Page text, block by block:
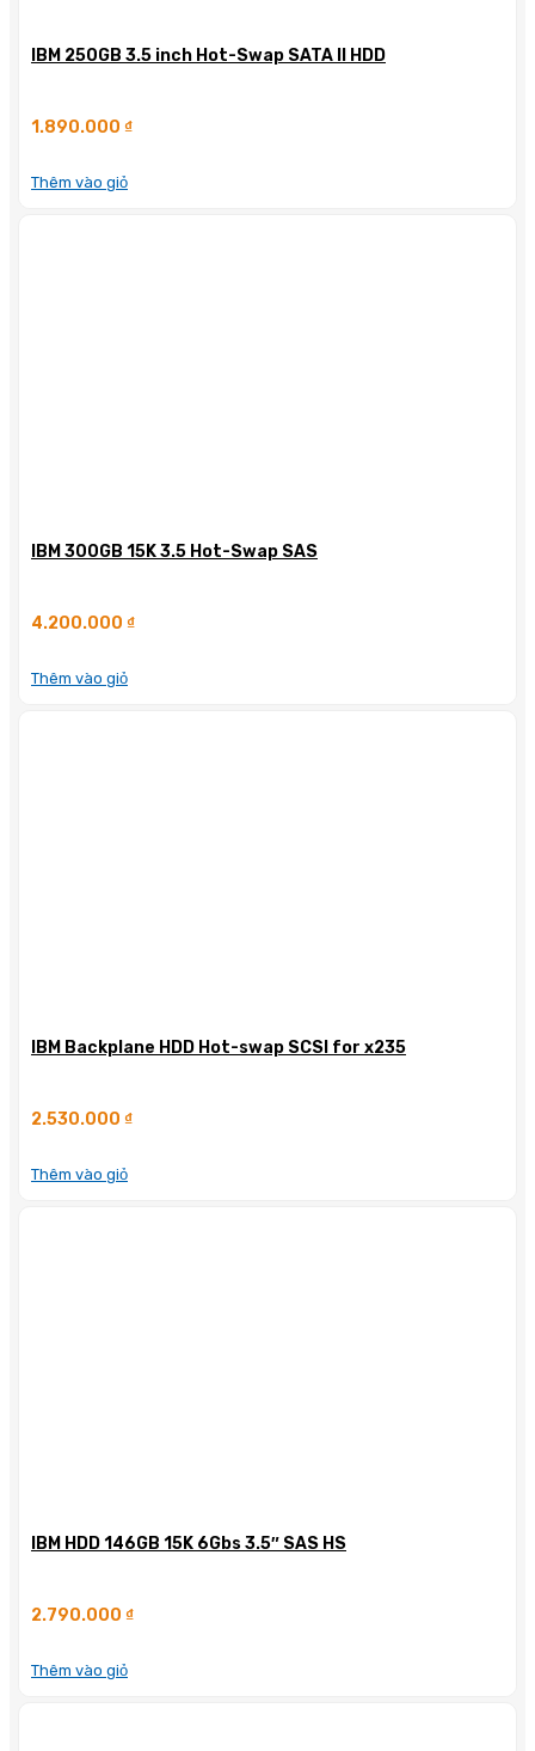
IBM 250GB 3.5 inch Hot-Swap SATA II HDD
1.890.000 ₫
Thêm vào giỏ
IBM 300GB 15K 3.5 Hot-Swap SAS
4.200.000 ₫
Thêm vào giỏ
IBM Backplane HDD Hot-swap SCSI for x235
2.530.000 ₫
Thêm vào giỏ
IBM HDD 146GB 15K 6Gbs 3.5″ SAS HS
2.790.000 ₫
Thêm vào giỏ